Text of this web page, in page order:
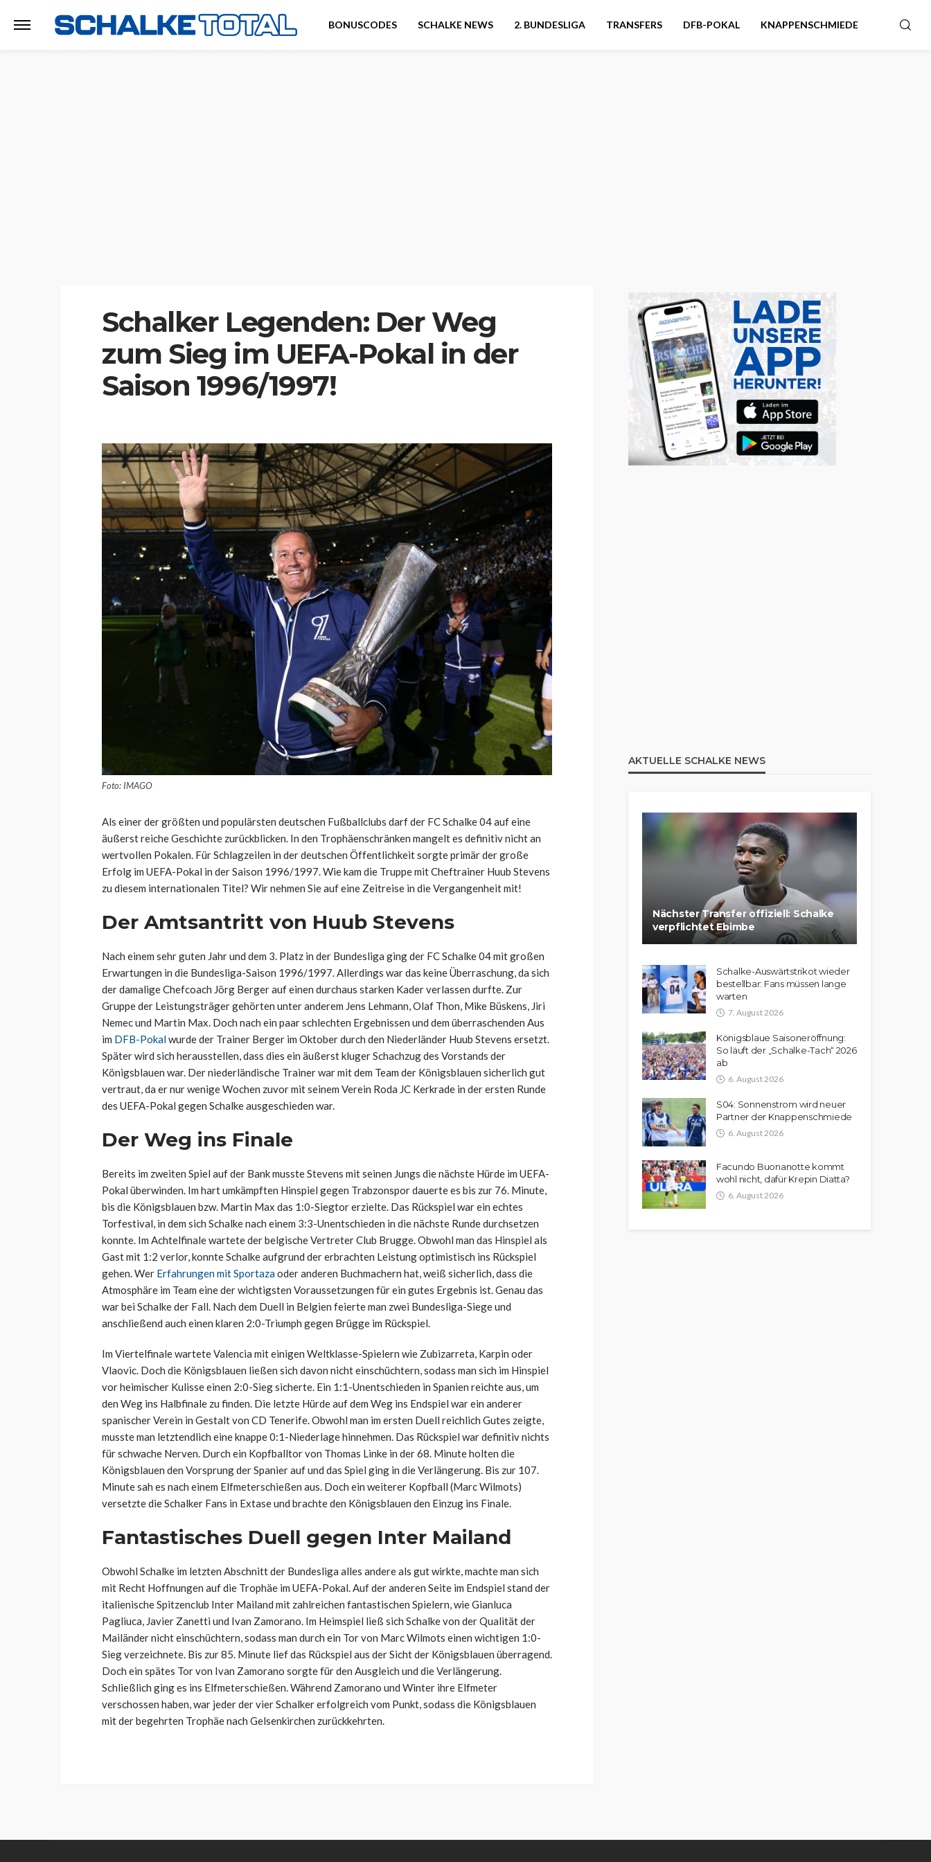
BONUSCODES SCHALKE NEWS 2. BUNDESLIGA TRANSFERS DFB-POKAL KNAPPENSCHMIEDE
Schalker Legenden: Der Weg
zum Sieg im UEFA-Pokal in der
Saison 1996/1997!
Foto: IMAGO
Als einer der größten und populärsten deutschen Fußballclubs darf der FC Schalke 04 auf eine
äußerst reiche Geschichte zurückblicken. In den Trophäenschränken mangelt es definitiv nicht an
wertvollen Pokalen. Für Schlagzeilen in der deutschen Öffentlichkeit sorgte primär der große
Erfolg im UEFA-Pokal in der Saison 1996/1997. Wie kam die Truppe mit Cheftrainer Huub Stevens
zu diesem internationalen Titel? Wir nehmen Sie auf eine Zeitreise in die Vergangenheit mit!
Der Amtsantritt von Huub Stevens
Nach einem sehr guten Jahr und dem 3. Platz in der Bundesliga ging der FC Schalke 04 mit großen
Erwartungen in die Bundesliga-Saison 1996/1997. Allerdings war das keine Überraschung, da sich
der damalige Chefcoach Jörg Berger auf einen durchaus starken Kader verlassen durfte. Zur
Gruppe der Leistungsträger gehörten unter anderem Jens Lehmann, Olaf Thon, Mike Büskens, Jiri
Nemec und Martin Max. Doch nach ein paar schlechten Ergebnissen und dem überraschenden Aus
im DFB-Pokalwurde der Trainer Berger im Oktober durch den Niederländer Huub Stevens ersetzt.
Später wird sich herausstellen, dass dies ein äußerst kluger Schachzug des Vorstands der
Königsblauen war. Der niederländische Trainer war mit dem Team der Königsblauen sicherlich gut
vertraut, da er nur wenige Wochen zuvor mit seinem Verein Roda JC Kerkrade in der ersten Runde
des UEFA-Pokal gegen Schalke ausgeschieden war.
Der Weg ins Finale
Bereits im zweiten Spiel auf der Bank musste Stevens mit seinen Jungs die nächste Hürde im UEFA-
Pokal überwinden. Im hart umkämpften Hinspiel gegen Trabzonspor dauerte es bis zur 76. Minute,
bis die Königsblauen bzw. Martin Max das 1:0-Siegtor erzielte. Das Rückspiel war ein echtes
Torfestival, in dem sich Schalke nach einem 3:3-Unentschieden in die nächste Runde durchsetzen
konnte. Im Achtelfinale wartete der belgische Vertreter Club Brugge. Obwohl man das Hinspiel als
Gast mit 1:2 verlor, konnte Schalke aufgrund der erbrachten Leistung optimistisch ins Rückspiel
gehen. Wer Erfahrungen mit Sportazaoder anderen Buchmachern hat, weiß sicherlich, dass die
Atmosphäre im Team eine der wichtigsten Voraussetzungen für ein gutes Ergebnis ist. Genau das
war bei Schalke der Fall. Nach dem Duell in Belgien feierte man zwei Bundesliga-Siege und
anschließend auch einen klaren 2:0-Triumph gegen Brügge im Rückspiel.
Im Viertelfinale wartete Valencia mit einigen Weltklasse-Spielern wie Zubizarreta, Karpin oder
Vlaovic. Doch die Königsblauen ließen sich davon nicht einschüchtern, sodass man sich im Hinspiel
vor heimischer Kulisse einen 2:0-Sieg sicherte. Ein 1:1-Unentschieden in Spanien reichte aus, um
den Weg ins Halbfinale zu finden. Die letzte Hürde auf dem Weg ins Endspiel war ein anderer
spanischer Verein in Gestalt von CD Tenerife. Obwohl man im ersten Duell reichlich Gutes zeigte,
musste man letztendlich eine knappe 0:1-Niederlage hinnehmen. Das Rückspiel war definitiv nichts
für schwache Nerven. Durch ein Kopfballtor von Thomas Linke in der 68. Minute holten die
Königsblauen den Vorsprung der Spanier auf und das Spiel ging in die Verlängerung. Bis zur 107.
Minute sah es nach einem Elfmeterschießen aus. Doch ein weiterer Kopfball (Marc Wilmots)
versetzte die Schalker Fans in Extase und brachte den Königsblauen den Einzug ins Finale.
Fantastisches Duell gegen Inter Mailand
Obwohl Schalke im letzten Abschnitt der Bundesliga alles andere als gut wirkte, machte man sich
mit Recht Hoffnungen auf die Trophäe im UEFA-Pokal. Auf der anderen Seite im Endspiel stand der
italienische Spitzenclub Inter Mailand mit zahlreichen fantastischen Spielern, wie Gianluca
Pagliuca, Javier Zanetti und Ivan Zamorano. Im Heimspiel ließ sich Schalke von der Qualität der
Mailänder nicht einschüchtern, sodass man durch ein Tor von Marc Wilmots einen wichtigen 1:0-
Sieg verzeichnete. Bis zur 85. Minute lief das Rückspiel aus der Sicht der Königsblauen überragend.
Doch ein spätes Tor von Ivan Zamorano sorgte für den Ausgleich und die Verlängerung.
Schließlich ging es ins Elfmeterschießen. Während Zamorano und Winter ihre Elfmeter
verschossen haben, war jeder der vier Schalker erfolgreich vom Punkt, sodass die Königsblauen
mit der begehrten Trophäe nach Gelsenkirchen zurückkehrten.
AKTUELLE SCHALKE NEWS
Nächster Transfer offiziell: Schalke
verpflichtet Ebimbe
Schalke-Auswärtstrikot wieder
bestellbar: Fans müssen lange
warten
7. August 2026
Königsblaue Saisoneröffnung:
So läuft der „Schalke-Tach“ 2026
ab
6. August 2026
S04: Sonnenstrom wird neuer
Partner der Knappenschmiede
6. August 2026
Facundo Buonanotte kommt
wohl nicht, dafür Krepin Diatta?
6. August 2026